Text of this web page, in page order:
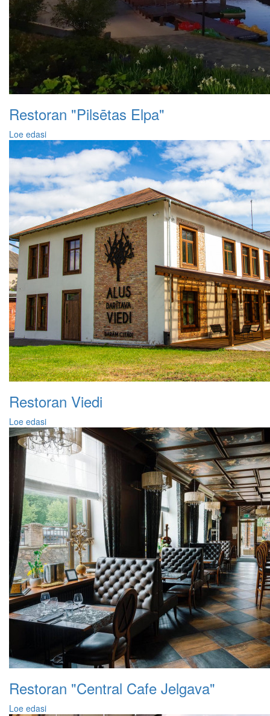
Restoran "Pilsētas Elpa"
Loe edasi
Restoran Viedi
Loe edasi
Restoran "Central Cafe Jelgava"
Loe edasi